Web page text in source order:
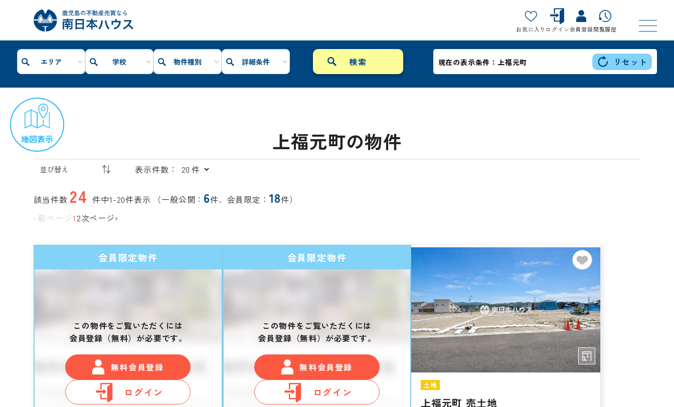
お気に入り ログイン会員登録閲覧履歴
エリア 学校 物件種別 詳細条件 現在の表示条件： 上福元町 リセット
地図表示 上福元町の物件
表示件数：
該当件数 24 件中1-20件表示 （一般公開： 6件、会員限定： 18件）
‹前ページ1 2次ページ›
会員限定物件
この物件をご覧いただくには
会員登録（無料）が必要です。
無料会員登録
ログイン
会員限定物件
この物件をご覧いただくには
会員登録（無料）が必要です。
無料会員登録
ログイン
土地
上福元町 売土地